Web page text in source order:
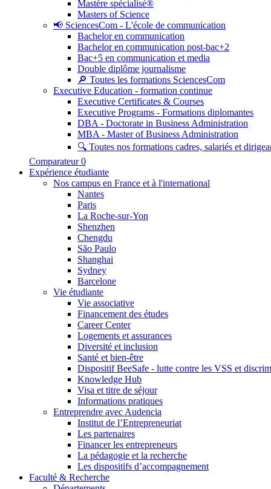
Mastère spécialisé®
Masters of Science
📢 SciencesCom - L'école de communication
Bachelor en communication
Bachelor en communication post-bac+2
Bac+5 en communication et media
Double diplôme journalisme
🔎 Toutes les formations SciencesCom
Executive Education - formation continue
Executive Certificates & Courses
Executive Programs - Formations diplomantes
DBA - Doctorate in Business Administration
MBA - Master of Business Administration
🔍 Toutes nos formations cadres, salariés et
Comparateur 0
Expérience étudiante
Nos campus en France et à l'international
Nantes
Paris
La Roche-sur-Yon
Shenzhen
Chengdu
São Paulo
Shanghai
Sydney
Barcelone
Vie étudiante
Vie associative
Financement des études
Career Center
Logements et assurances
Diversité et inclusion
Santé et bien-être
Dispositif BeeSafe - lutte contre les VSS et
Knowledge Hub
Visa et titre de séjour
Informations pratiques
Entreprendre avec Audencia
Institut de l’Entrepreneuriat
Les partenaires
Financer les entrepreneurs
La pédagogie et la recherche
Les dispositifs d’accompagnement
Faculté & Recherche